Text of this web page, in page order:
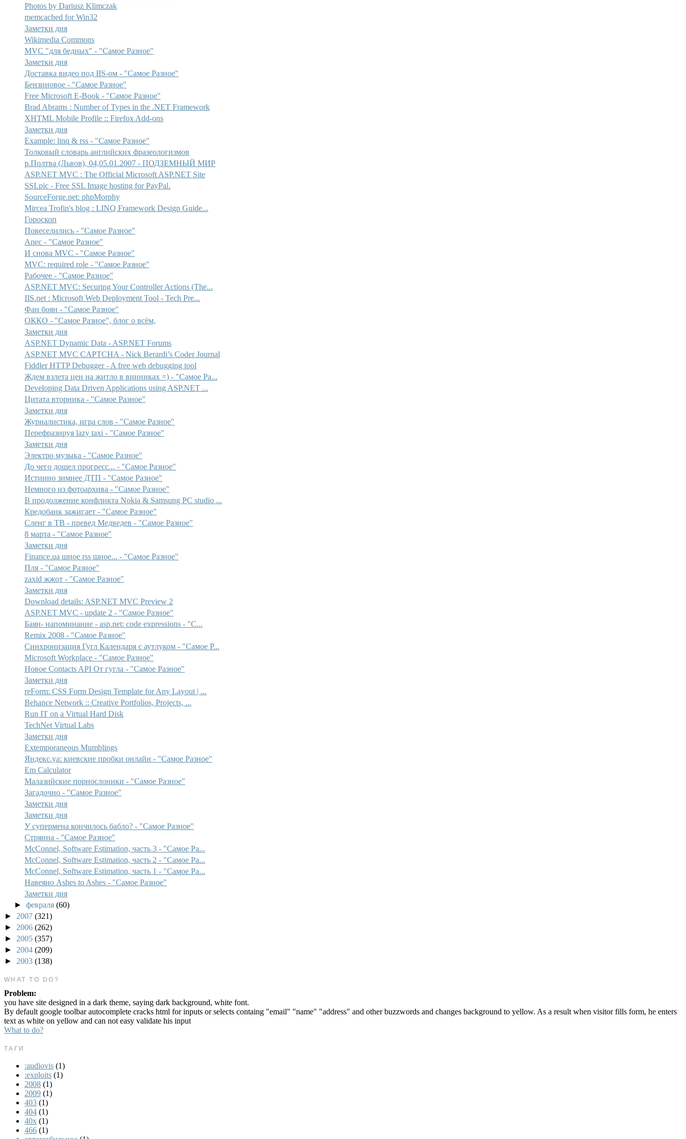
Photos by Dariusz Klimczak
memcached for Win32
Заметки дня
Wikimedia Commons
MVC "для бедных" - "Самое Разное"
Заметки дня
Доставка видео под IIS-ом - "Самое Разное"
Бензиновое - "Самое Разное"
Free Microsoft E-Book - "Самое Разное"
Brad Abrams : Number of Types in the .NET Framework
XHTML Mobile Profile :: Firefox Add-ons
Заметки дня
Example: linq & rss - "Самое Разное"
Толковый словарь английских фразеологизмов
р.Полтва (Львов), 04,05.01.2007 - ПОДЗЕМНЫЙ МИР
ASP.NET MVC : The Official Microsoft ASP.NET Site
SSLpic - Free SSL Image hosting for PayPal.
SourceForge.net: phpMorphy
Mircea Trofin's blog : LINQ Framework Design Guide...
Гороскоп
Повеселились - "Самое Разное"
Anec - "Самое Разное"
И снова MVC - "Самое Разное"
MVC: required role - "Самое Разное"
Рабочее - "Самое Разное"
ASP.NET MVC: Securing Your Controller Actions (The...
IIS.net : Microsoft Web Deployment Tool - Tech Pre...
Фан боян - "Самое Разное"
ОККО - "Самое Разное", блог о всём,
Заметки дня
ASP.NET Dynamic Data - ASP.NET Forums
ASP.NET MVC CAPTCHA - Nick Berardi’s Coder Journal
Fiddler HTTP Debugger - A free web debugging tool
Ждем взлета цен на житло в винниках =) - "Самое Ра...
Developing Data Driven Applications using ASP.NET ...
Цитата вторника - "Самое Разное"
Заметки дня
Журналистика, игра слов - "Самое Разное"
Перефразируя lazy taxi - "Самое Разное"
Заметки дня
Электро музыка - "Самое Разное"
До чего дошел прогресс... - "Самое Разное"
Истинно зимнее ДТП - "Самое Разное"
Немного из фотоархива - "Самое Разное"
В продолжение конфликта Nokia & Samsung PC studio ...
Кредобанк зажигает - "Самое Разное"
Сленг в ТВ - превед Медведев - "Самое Разное"
8 марта - "Самое Разное"
Заметки дня
Finance.ua шное rss шное... - "Самое Разное"
Пля - "Самое Разное"
zaxid жжот - "Самое Разное"
Заметки дня
Download details: ASP.NET MVC Preview 2
ASP.NET MVC - update 2 - "Самое Разное"
Баян- напоминание - asp.net: code expressions - "С...
Remix 2008 - "Самое Разное"
Синхронизация Гугл Календаря с аутлуком - "Самое Р...
Microsoft Workplace - "Самое Разное"
Новое Contacts API От гугла - "Самое Разное"
Заметки дня
reForm: CSS Form Design Template for Any Layout | ...
Behance Network :: Creative Portfolios, Projects, ...
Run IT on a Virtual Hard Disk
TechNet Virtual Labs
Заметки дня
Extemporaneous Mumblings
Яндекс.уа: киевские пробки онлайн - "Самое Разное"
Em Calculator
Малазийские порнослоники - "Самое Разное"
Загадочно - "Самое Разное"
Заметки дня
Заметки дня
У супермена кончилось бабло? - "Самое Разное"
Стрянна - "Самое Разное"
McConnel, Software Estimation, часть 3 - "Самое Ра...
McConnel, Software Estimation, часть 2 - "Самое Ра...
McConnel, Software Estimation, часть 1 - "Самое Ра...
Навеяно Ashes to Ashes - "Самое Разное"
Заметки дня
►февраля(60)
► 2007 (321)
► 2006 (262)
► 2005 (357)
► 2004 (209)
► 2003 (138)
WHAT TO DO?
Problem:
you have site designed in a dark theme, saying dark background, white font.
By default google toolbar autocomplete cracks html for inputs or selects containg "email" "name" "address" and other buzzwords and changes background to yellow. As a result when visitor fills form, he enters
text as white on yellow and can not easy validate his input
What to do?
ТАГИ
:audiovis (1)
:exploits (1)
2008 (1)
2009 (1)
403 (1)
404 (1)
40x (1)
466 (1)